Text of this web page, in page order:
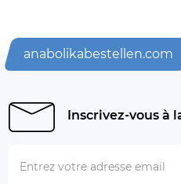
anabolikabestellen.com
Inscrivez-vous à